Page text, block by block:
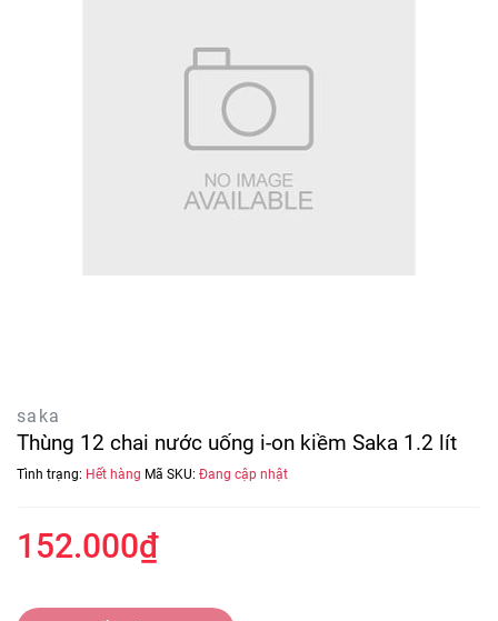
saka
Thùng 12 chai nước uống i-on kiềm Saka 1.2 lít
Tình trạng: Hết hàng Mã SKU: Đang cập nhật
152.000₫